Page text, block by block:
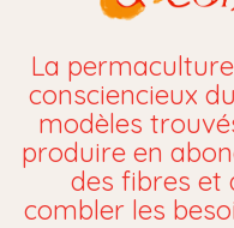
La
consciencieux
modèles
produire en
des fibres et
combler les